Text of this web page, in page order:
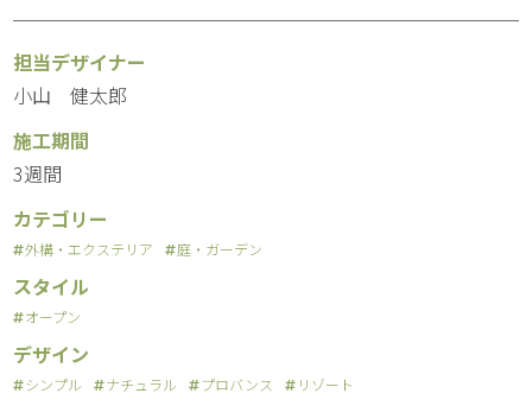
担当デザイナー
小山 健太郎
施工期間
3週間
カテゴリー
外構・エクステリア 庭・ガーデン
スタイル
オープン
デザイン
シンプル ナチュラル プロバンス リゾート